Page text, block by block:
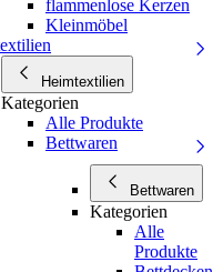
flammenlose Kerzen
Kleinmöbel
Heimtextilien
Kategorien
Alle Produkte
Bettwaren
Bettwaren
Kategorien
Alle
Produkte